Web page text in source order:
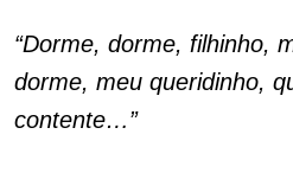
“Dorme, dorme, filhinho,
dorme, meu queridinho,
contente…”